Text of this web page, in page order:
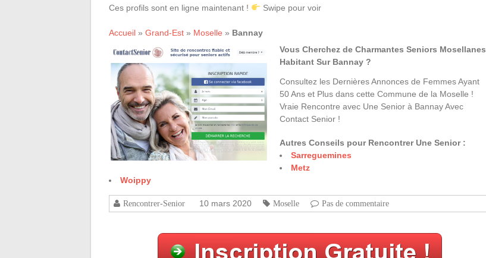
Ces profils sont en ligne maintenant ! Swipe pour voir
Accueil » Grand-Est » Moselle » Bannay
Vous Cherchez de Charmantes Seniors Mosellanes
Habitant Sur Bannay ?
Consultez les Dernières Annonces de Femmes Ayant
50 Ans et Plus dans cette Commune de la Moselle !
Vraie Rencontre avec Une Senior à Bannay Avec
Contact Senior !
Autres Conseils pour Rencontrer Une Senior :
Sarreguemines
Metz
Woippy
Rencontrer-Senior 10 mars 2020 Moselle Pas de commentaire